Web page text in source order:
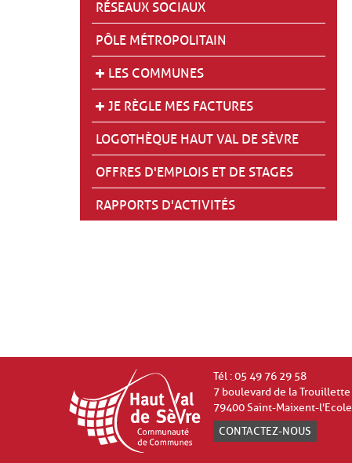
RÉSEAUX SOCIAUX
PÔLE MÉTROPOLITAIN
LES COMMUNES
JE RÈGLE MES FACTURES
LOGOTHÈQUE HAUT VAL DE SÈVRE
OFFRES D'EMPLOIS ET DE STAGES
RAPPORTS D'ACTIVITÉS
Tél : 05 49 76 29 58
7 boulevard de la Trouillette
79400 Saint-Maixent-l'Ecole
CONTACTEZ-NOUS